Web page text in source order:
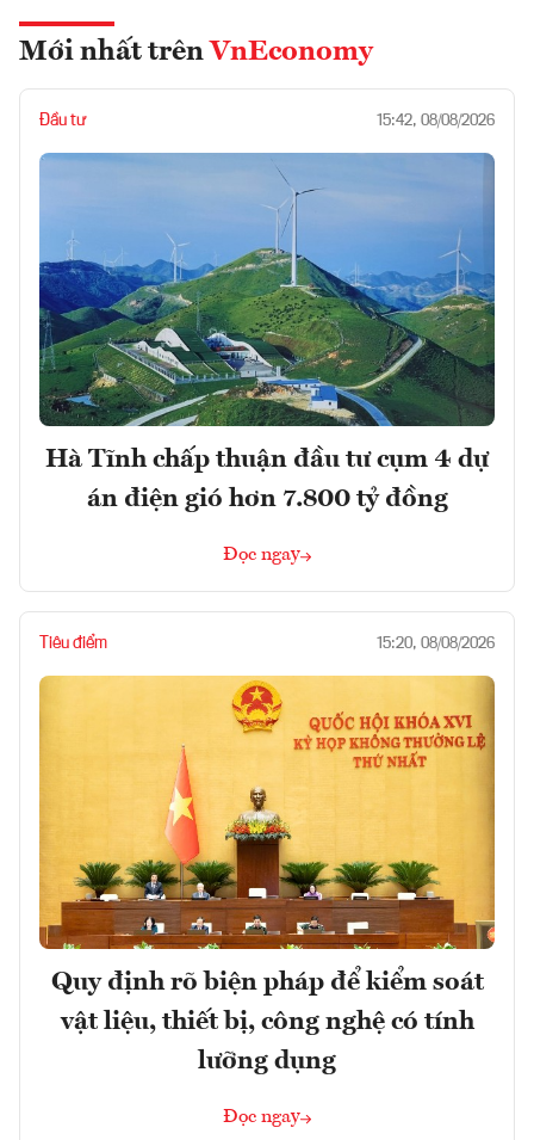
Mới nhất trên VnEconomy
Đầu tư 15:42, 08/08/2026
Hà Tĩnh chấp thuận đầu tư cụm 4 dự
án điện gió hơn 7.800 tỷ đồng
Đọc ngay
Tiêu điểm 15:20, 08/08/2026
Quy định rõ biện pháp để kiểm soát
vật liệu, thiết bị, công nghệ có tính
lưỡng dụng
Đọc ngay